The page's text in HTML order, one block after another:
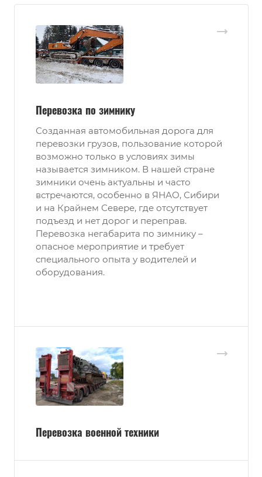
Перевозка по зимнику
Созданная автомобильная дорога для
перевозки грузов, пользование которой
возможно только в условиях зимы
называется зимником. В нашей стране
зимники очень актуальны и часто
встречаются, особенно в ЯНАО, Сибири
и на Крайнем Севере, где отсутствует
подъезд и нет дорог и переправ.
Перевозка негабарита по зимнику –
опасное мероприятие и требует
специального опыта у водителей и
оборудования.
Перевозка военной техники